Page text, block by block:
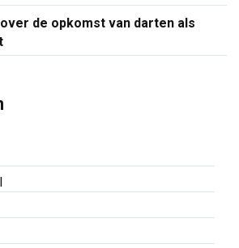
de opkomst van darten als